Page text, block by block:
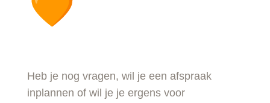
Heb je nog vragen, wil je een afspraak
inplannen of wil je je ergens voor